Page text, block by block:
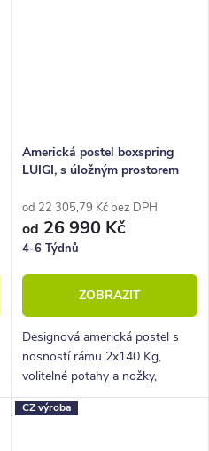
Americká postel boxspring
LUIGI, s úložným prostorem
od 22 305,79 Kč bez DPH
od 26 990 Kč
4-6 Týdnů
ZOBRAZIT
Designová americká postel s
nosností rámu 2x140 Kg,
volitelné potahy a nožky,
hluboký úložný prostor.
CZ výroba